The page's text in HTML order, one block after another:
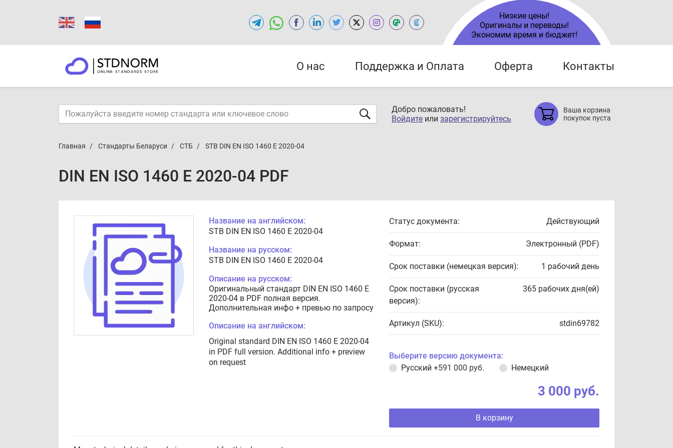
Низкие цены!
Оригиналы и переводы!
Экономим время и бюджет!
О нас Поддержка и Оплата Оферта Контакты
Добро пожаловать!
Войдите или зарегистрируйтесь
Ваша корзина
покупок пуста
Главная Стандарты Беларуси СТБ STB DIN EN ISO 1460 E 2020-04
DIN EN ISO 1460 E 2020-04 PDF
Название на английском:
STB DIN EN ISO 1460 E 2020-04
Название на русском:
STB DIN EN ISO 1460 E 2020-04
Описание на русском:
Оригинальный стандарт DIN EN ISO 1460 E
2020-04 в PDF полная версия.
Дополнительная инфо + превью по запросу
Описание на английском:
Original standard DIN EN ISO 1460 E 2020-04
in PDF full version. Additional info + preview
on request
Статус документа: Действующий
Формат: Электронный (PDF)
Срок поставки (немецкая версия): 1 рабочий день
Срок поставки (русская
версия):
365 рабочих дня(ей)
Артикул (SKU): stdin69782
Выберите версию документа:
Русский +591 000 руб. Немецкий
3 000 руб.
В корзину